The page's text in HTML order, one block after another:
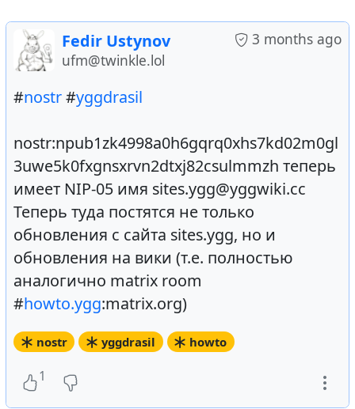
3 months ago
Fedir Ustynov
ufm@twinkle.lol
#nostr#yggdrasil
nostr:npub1zk4998a0h6gqrq0xhs7kd02m0gl
3uwe5k0fxgnsxrvn2dtxj82csulmmzh теперь
имеет NIP-05 имя sites.ygg@yggwiki.cc
Теперь туда постятся не только
обновления с сайта sites.ygg, но и
обновления на вики (т.е. полностью
аналогично matrix room
#howto.ygg:matrix.org)
nostr yggdrasil howto
1